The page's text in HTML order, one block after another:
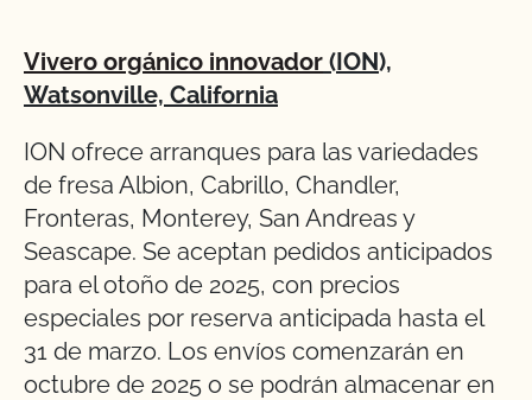
Vivero orgánico innovador (ION),
Watsonville, California
ION ofrece arranques para las variedades
de fresa Albion, Cabrillo, Chandler,
Fronteras, Monterey, San Andreas y
Seascape. Se aceptan pedidos anticipados
para el otoño de 2025, con precios
especiales por reserva anticipada hasta el
31 de marzo. Los envíos comenzarán en
octubre de 2025 o se podrán almacenar en